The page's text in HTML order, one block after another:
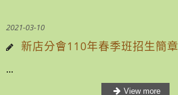
2021-03-10
新店分會110年春季班招生簡章
...